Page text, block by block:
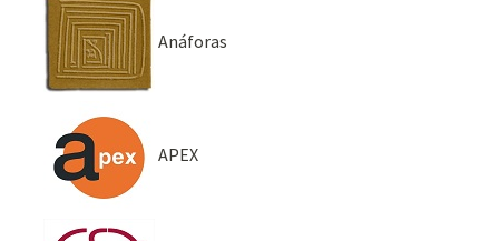
Anáforas
APEX